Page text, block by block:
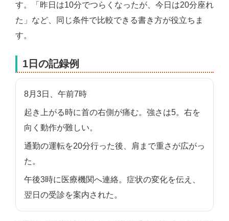
す。「昨日は10分でつらくなったが、今日は20分座れ
た」など、同じ条件で比較できる書き方が役立ちま
す。
1日の記録例
8月3日、午前7時
起き上がる時に首の右側が痛む。強さは5。右を
向く動作が難しい。
通勤の運転を20分行った後、肩まで重さが広がっ
た。
午後3時に医療機関へ連絡。症状の変化を伝え、
翌日の受診を案内された。